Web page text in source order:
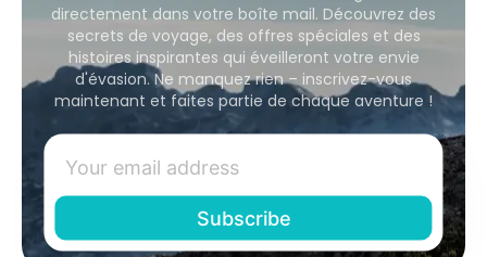
directement dans votre boîte mail. Découvrez des
secrets de voyage, des offres spéciales et des
histoires inspirantes qui éveilleront votre envie
d'évasion. Ne manquez rien – inscrivez-vous
maintenant et faites partie de chaque aventure !